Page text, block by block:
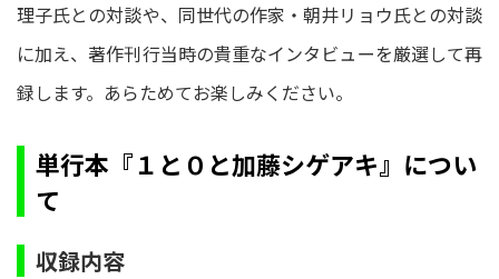
理子氏との対談や、同世代の作家・朝井リョウ氏との対談
に加え、著作刊行当時の貴重なインタビューを厳選して再
録します。あらためてお楽しみください。
単行本『１と０と加藤シゲアキ』につい
て
収録内容